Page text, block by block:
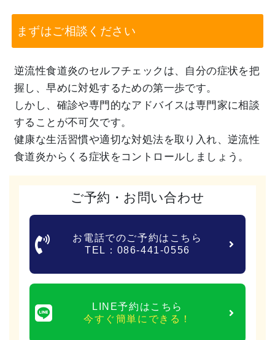
まずはご相談ください
逆流性食道炎のセルフチェックは、自分の症状を把
握し、早めに対処するための第一歩です。
しかし、確診や専門的なアドバイスは専門家に相談
することが不可欠です。
健康な生活習慣や適切な対処法を取り入れ、逆流性
食道炎からくる症状をコントロールしましょう。
ご予約・お問い合わせ
お電話でのご予約はこちら
TEL：086-441-0556
LINE予約はこちら
今すぐ簡単にできる！